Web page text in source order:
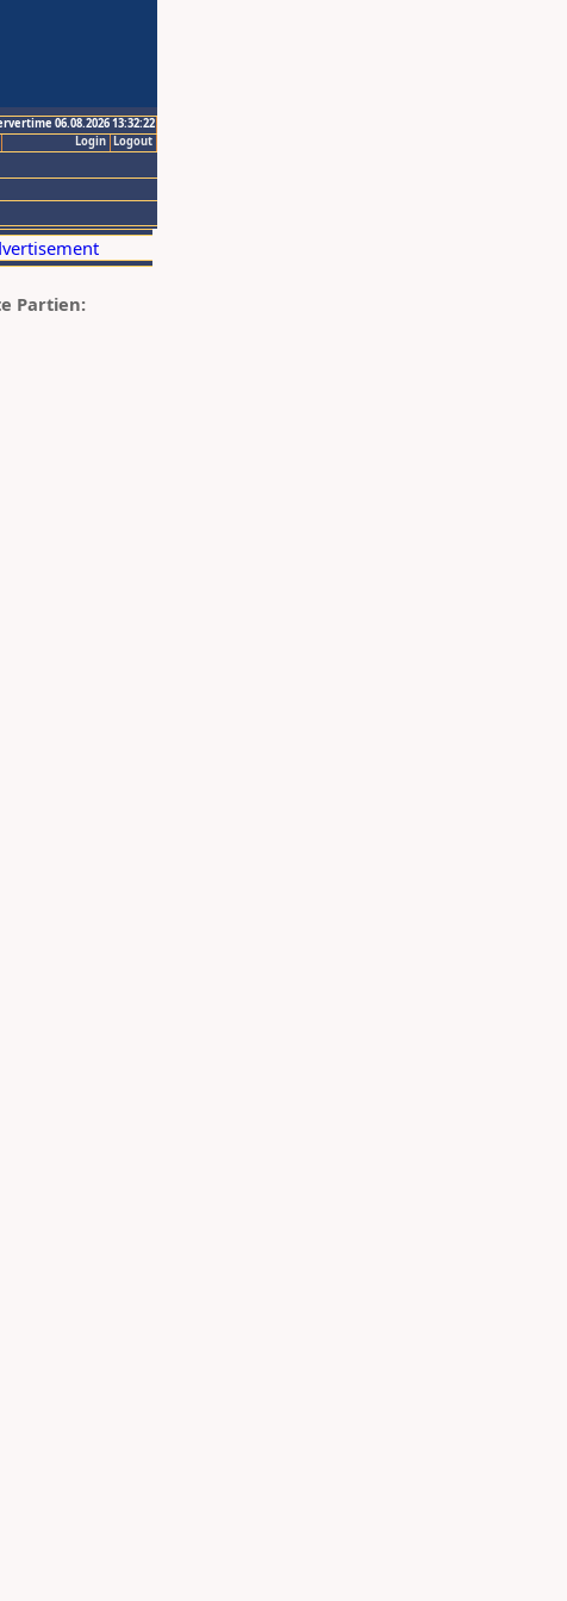
06.08.2026 13:32:22
Logout
Login
Partien: